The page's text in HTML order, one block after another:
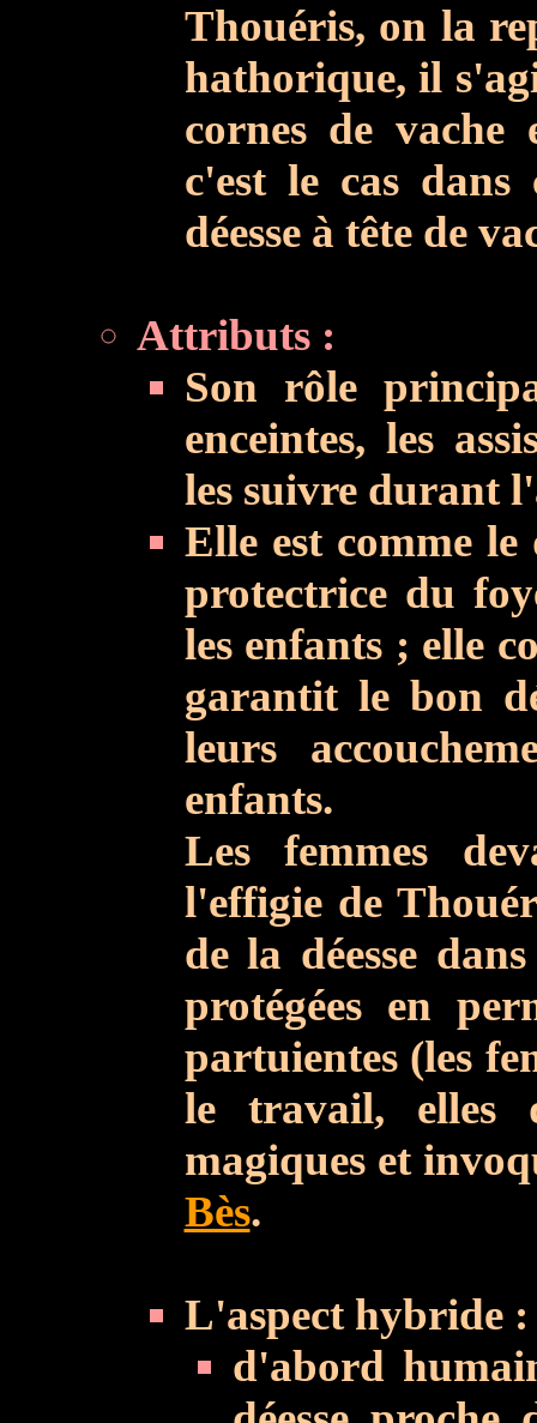
Thouéris, on la
hathorique, il
cornes de vache
c'est le cas dans
déesse à tête de
Attributs :
Son rôle
enceintes, les
les suivre durant
Elle est comme
protectrice du
les enfants ; elle
garantit le bon
leurs
enfants.
Les femmes
l'effigie de
de la déesse
protégées en
partuientes (les
le travail, elles
magiques et
Bès.
L'aspect hybride :
d'abord